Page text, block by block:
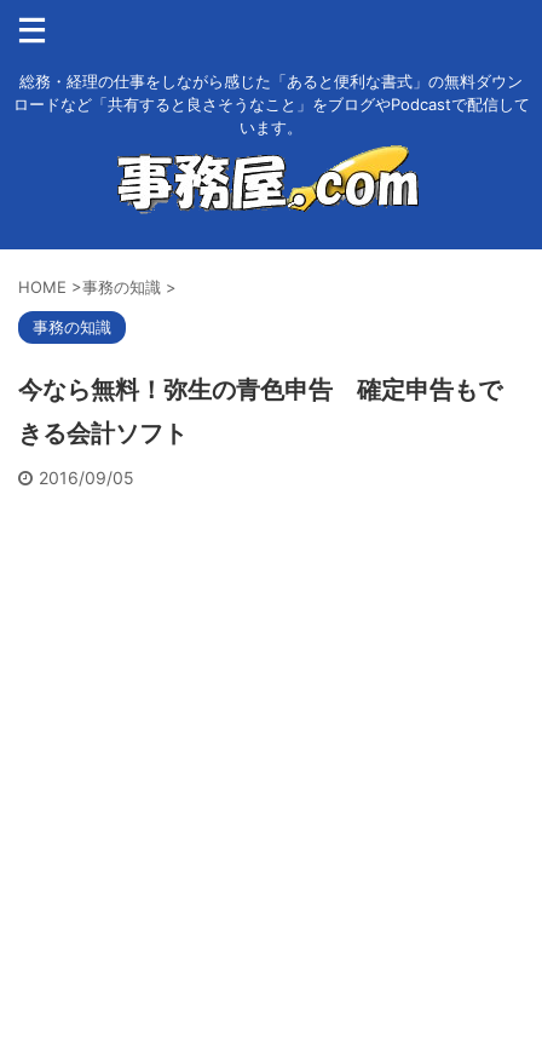
総務・経理の仕事をしながら感じた「あると便利な書式」の無料ダウン
ロードなど「共有すると良さそうなこと」をブログやPodcastで配信して
います。
HOME >事務の知識 >
事務の知識
今なら無料！弥生の青色申告 確定申告もで
きる会計ソフト
2016/09/05